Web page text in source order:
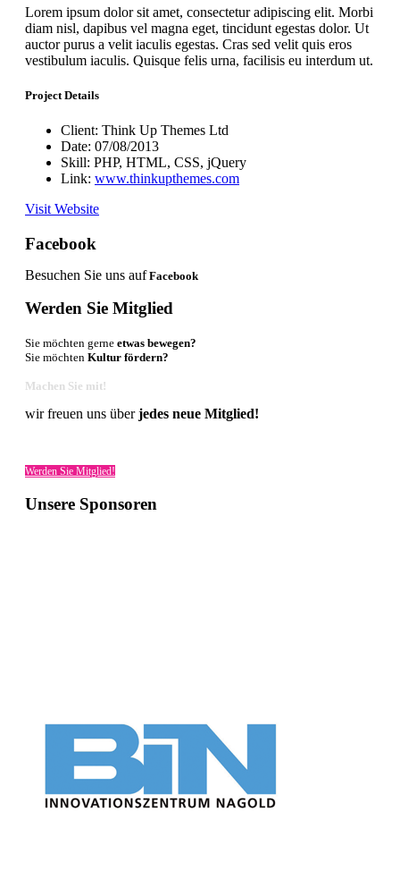
Lorem ipsum dolor sit amet, consectetur adipiscing elit. Morbi
diam nisl, dapibus vel magna eget, tincidunt egestas dolor. Ut
auctor purus a velit iaculis egestas. Cras sed velit quis eros
vestibulum iaculis. Quisque felis urna, facilisis eu interdum ut.
Project Details
Client: Think Up Themes Ltd
Date: 07/08/2013
Skill: PHP, HTML, CSS, jQuery
Link: www.thinkupthemes.com
Visit Website
Facebook
Besuchen Sie uns aufFacebook
Werden Sie Mitglied
Sie möchten gerne etwas bewegen?
Sie möchten Kultur fördern?
Machen Sie mit!
wir freuen uns überjedes neue Mitglied!
Werden Sie Mitglied!
Unsere Sponsoren